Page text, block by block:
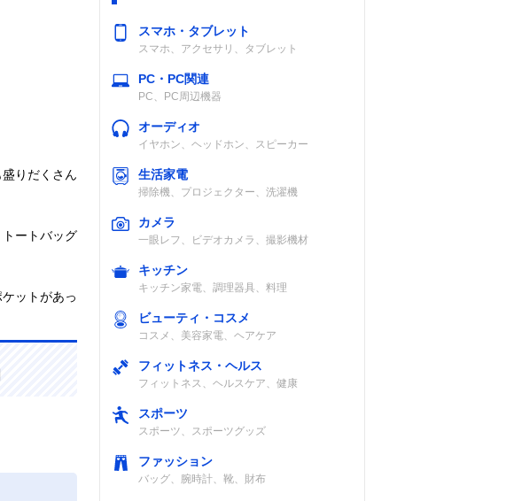
りだくさん
ートバッグ
ットがあっ
スマホ・タブレット
スマホ、アクセサリ、タブレット
PC・PC関連
PC、PC周辺機器
オーディオ
イヤホン、ヘッドホン、スピーカー
生活家電
掃除機、プロジェクター、洗濯機
カメラ
一眼レフ、ビデオカメラ、撮影機材
キッチン
キッチン家電、調理器具、料理
ビューティ・コスメ
コスメ、美容家電、ヘアケア
フィットネス・ヘルス
フィットネス、ヘルスケア、健康
スポーツ
スポーツ、スポーツグッズ
ファッション
バッグ、腕時計、靴、財布